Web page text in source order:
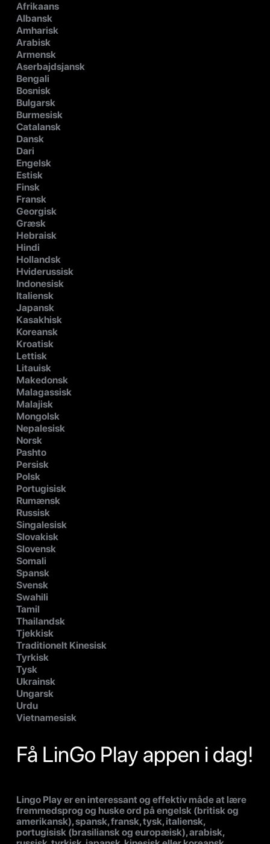
Afrikaans
Albansk
Amharisk
Arabisk
Armensk
Aserbajdsjansk
Bengali
Bosnisk
Bulgarsk
Burmesisk
Catalansk
Dansk
Dari
Engelsk
Estisk
Finsk
Fransk
Georgisk
Græsk
Hebraisk
Hindi
Hollandsk
Hviderussisk
Indonesisk
Italiensk
Japansk
Kasakhisk
Koreansk
Kroatisk
Lettisk
Litauisk
Makedonsk
Malagassisk
Malajisk
Mongolsk
Nepalesisk
Norsk
Pashto
Persisk
Polsk
Portugisisk
Rumænsk
Russisk
Singalesisk
Slovakisk
Slovensk
Somali
Spansk
Svensk
Swahili
Tamil
Thailandsk
Tjekkisk
Traditionelt Kinesisk
Tyrkisk
Tysk
Ukrainsk
Ungarsk
Urdu
Vietnamesisk
Få LinGo Play appen i dag!
Lingo Play er en interessant og effektiv måde at lære
fremmedsprog og huske ord på engelsk (britisk og
amerikansk), spansk, fransk, tysk, italiensk,
portugisisk (brasiliansk og europæisk), arabisk,